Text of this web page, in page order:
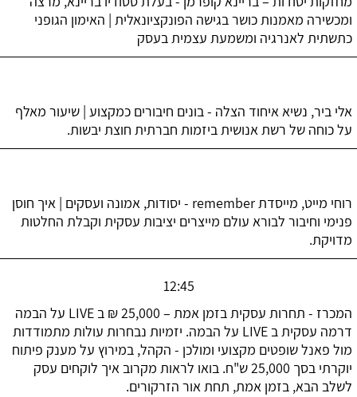
ומכשירה מאמנות כושר בגישה הפונקציונאלית | האימון הגופני
כתשתית לאנרגיה ומשמעת עצמית בעסק
אלי ביר, נשיא איחוד הצלה - בונים חיבורים כמקצוע | שיעור מאלף
על כוחה של רשת אנושית ביזמות חברתית חוצת יבשות.
רוחי מייט, מייסדת remember - יסודות, אמונה ועסקים | איך חוסן
פנימי וחיבור לבורא עולם מייצרים יציבות עסקית וקבלת החלטות
מדויקת.
12:45
המכרז - תחרות עסקית בזמן אמת – 25,000 ₪ ב LIVE על הבמה
דרמה עסקית ב LIVE על הבמה. יזמיות נבחרות עולות מתמודדות
מול פאנל שופטים מקצועי ומולכן - הקהל, במירוץ על מענק פיתוח
יוקרתי בסך 25,000 ש"ח. בואו לראות מקרוב איך לוקחים עסק
לשלב הבא, בזמן אמת, תחת אור הזרקורים.